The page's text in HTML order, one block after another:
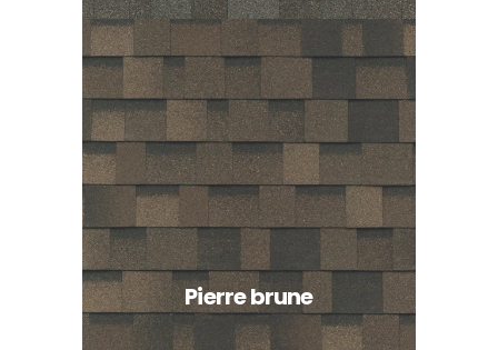
Pierre brune